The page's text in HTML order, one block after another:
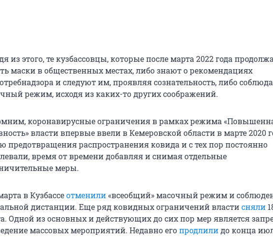
из этого, те кузбассовцы, которые после марта 2022 года
маски в общественных местах, либо знают о рекомендациях
и следуют им, проявляя сознательность, либо
режим, исходя из каких-то других соображений.
коронавирусные ограничения в рамках режима
власти впервые ввели в Кемеровской области в марте 2020
предотвращения распространения ковида и с тех пор постоянно
время от времени добавляя и снимая отдельные
меры.
в Кузбассеотменили«всеобщий» масочный режим и
дистанции. Еще ряд ковидных ограничений властисняли
Одной из основных и действующих до сих пор мер является
массовых мероприятий. Недавно егопродлилидо конца